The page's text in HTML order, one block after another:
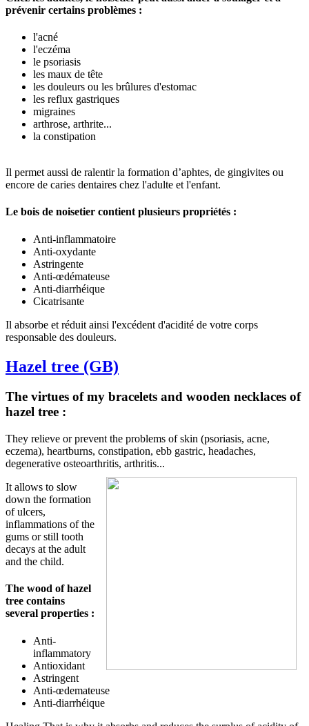
prévenir certains problèmes :
l'acné
l'eczéma
le psoriasis
les maux de tête
les douleurs ou les brûlures d'estomac
les reflux gastriques
migraines
arthrose, arthrite...
la constipation
Il permet aussi de ralentir la formation d’aphtes, de gingivites ou
encore de caries dentaires chez l'adulte et l'enfant.
Le bois de noisetier contient plusieurs propriétés :
Anti-inflammatoire
Anti-oxydante
Astringente
Anti-œdémateuse
Anti-diarrhéique
Cicatrisante
Il absorbe et réduit ainsi l'excédent d'acidité de votre corps
responsable des douleurs.
Hazel tree (GB)
The virtues of my bracelets and wooden necklaces of
hazel tree :
They relieve or prevent the problems of skin (psoriasis, acne,
eczema), heartburns, constipation, ebb gastric, headaches,
degenerative osteoarthritis, arthritis...
It allows to slow
down the formation
of ulcers,
inflammations of the
gums or still tooth
decays at the adult
and the child.
The wood of hazel
tree contains
several properties :
Anti-
inflammatory
Antioxidant
Astringent
Anti-œdemateuse
Anti-diarrhéique